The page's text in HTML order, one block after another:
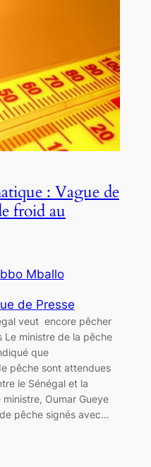
: Vague de
froid au
Mballo
de Presse
veut encore pêcher
Le ministre de la pêche
que
pêche sont attendues
le Sénégal et la
Oumar Gueye
pêche signés avec…